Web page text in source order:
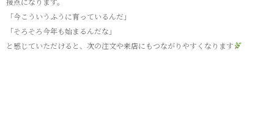
「今こういうふうに育っているんだ」
「そろそろ今年も始まるんだな」
と感じていただけると、次の注文や来店にもつながりやすくなります